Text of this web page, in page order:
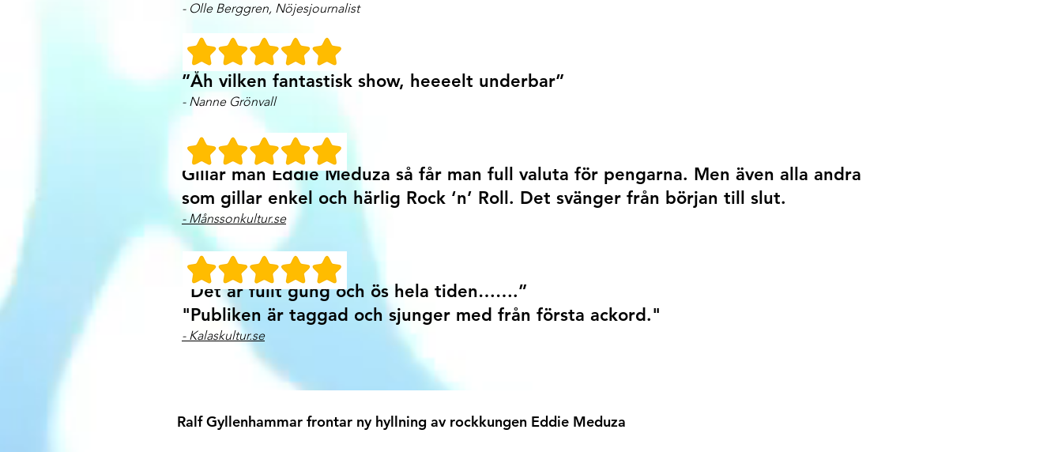
- Olle Berggren, Nöjesjournalist
”Åh vilken fantastisk show, heeeelt underbar”
- Nanne Grönvall
Gillar man Eddie Meduza så får man full valuta för pengarna. Men även alla andra
som gillar enkel och härlig Rock ‘n’ Roll. Det svänger från början till slut.
- Månssonkultur.se
"Det är fullt gung och ös hela tiden…….”
​"Publiken är taggad och sjunger med från första ackord."
- Kalaskultur.se
Ralf Gyllenhammar frontar ny hyllning av rockkungen Eddie Meduza